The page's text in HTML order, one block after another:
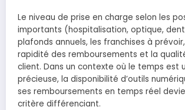
Le niveau de prise en charge selon les
importants (hospitalisation, optique,
plafonds annuels, les franchises à
rapidité des remboursements et la
client. Dans un contexte où le temps est
précieuse, la disponibilité d’outils
ses remboursements en temps réel
critère différenciant.